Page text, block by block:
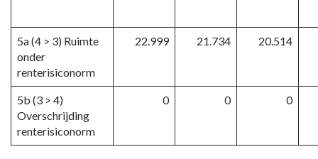
5a (4 > 3) Ruimte
onder
renterisiconorm
22.999 21.734 20.514
5b (3 > 4)
Overschrijding
renterisiconorm
0 0 0